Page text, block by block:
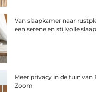
Van slaapkamer naar
een serene en stijlvolle
Meer privacy in de tuin van
Zoom